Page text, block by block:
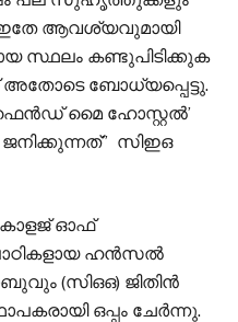
ആവശ്യവുമായി
സ്ഥലം കണ്ടുപിടിക്കുക
ബോധ്യപ്പെട്ടു.
മൈ ഹോസ്റ്റൽ’
സിഇഒ
ഓഫ്
ഹൻസൽ
(സിഒഒ) ജിതിൻ
ഒപ്പം ചേർന്നു.